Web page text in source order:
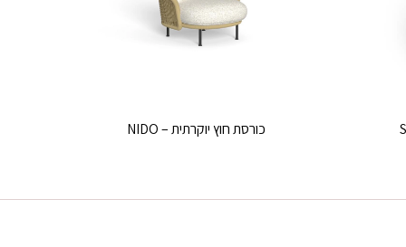
כורסת חוץ יוקרתית – NIDO